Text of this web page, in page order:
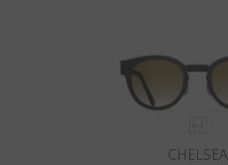
CHELSEA